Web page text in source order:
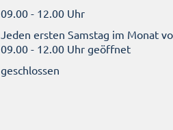
09.00 - 12.00 Uhr
Jeden ersten Samstag im Monat
09.00 - 12.00 Uhr geöffnet
geschlossen